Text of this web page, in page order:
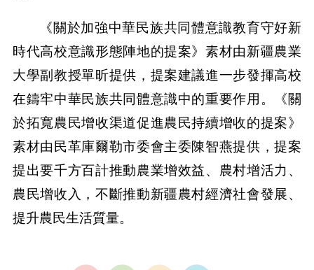
《關於加強中華民族共同體意識教育守好新
時代高校意識形態陣地的提案》素材由新疆農業
大學副教授單昕提供，提案建議進一步發揮高校
在鑄牢中華民族共同體意識中的重要作用。《關
於拓寬農民增收渠道促進農民持續增收的提案》
素材由民革庫爾勒市委會主委陳智燕提供，提案
提出要千方百計推動農業增效益、農村增活力、
農民增收入，不斷推動新疆農村經濟社會發展、
提升農民生活質量。